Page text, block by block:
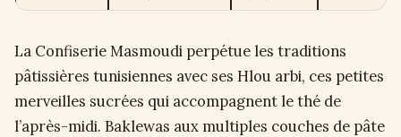
La Confiserie Masmoudi perpétue les traditions
pâtissières tunisiennes avec ses Hlou arbi, ces petites
merveilles sucrées qui accompagnent le thé de
l’après-midi. Baklewas aux multiples couches de pâte